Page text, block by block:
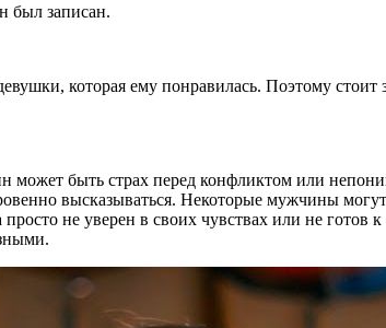
был записан.
которая ему понравилась. Поэтому стоит
быть страх перед конфликтом или
высказываться. Некоторые мужчины
не уверен в своих чувствах или не готов к